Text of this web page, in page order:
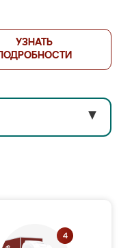
УЗНАТЬ
ПОДРОБНОСТИ
▼